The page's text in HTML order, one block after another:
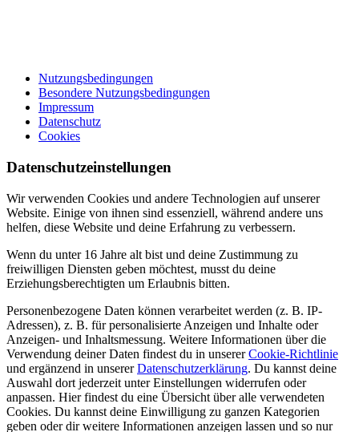
Nutzungsbedingungen
Besondere Nutzungsbedingungen
Impressum
Datenschutz
Cookies
Datenschutzeinstellungen
Wir verwenden Cookies und andere Technologien auf unserer
Website. Einige von ihnen sind essenziell, während andere uns
helfen, diese Website und deine Erfahrung zu verbessern.
Wenn du unter 16 Jahre alt bist und deine Zustimmung zu
freiwilligen Diensten geben möchtest, musst du deine
Erziehungsberechtigten um Erlaubnis bitten.
Personenbezogene Daten können verarbeitet werden (z. B. IP-
Adressen), z. B. für personalisierte Anzeigen und Inhalte oder
Anzeigen- und Inhaltsmessung. Weitere Informationen über die
Verwendung deiner Daten findest du in unsererCookie-Richtlinie
und ergänzend in unsererDatenschutzerklärung. Du kannst deine
Auswahl dort jederzeit unter Einstellungen widerrufen oder
anpassen. Hier findest du eine Übersicht über alle verwendeten
Cookies. Du kannst deine Einwilligung zu ganzen Kategorien
geben oder dir weitere Informationen anzeigen lassen und so nur